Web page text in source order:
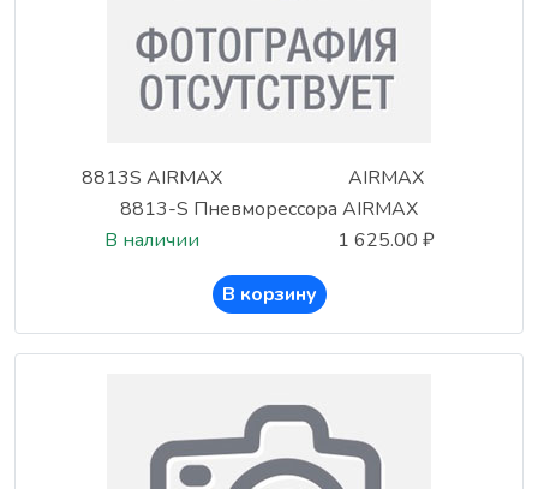
8813S AIRMAX
AIRMAX
8813-S Пневморессора AIRMAX
В наличии
1 625.00 ₽
В корзину